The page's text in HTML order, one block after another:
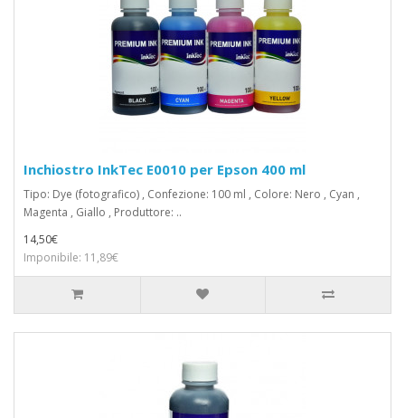
Inchiostro InkTec E0010 per Epson 400 ml
Tipo: Dye (fotografico) , Confezione: 100 ml , Colore: Nero , Cyan ,
Magenta , Giallo , Produttore: ..
14,50€
Imponibile: 11,89€